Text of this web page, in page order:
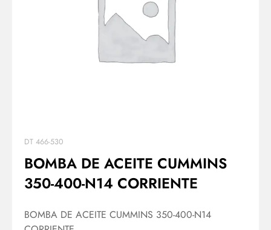
DT 466-530
BOMBA DE ACEITE CUMMINS
350-400-N14 CORRIENTE
BOMBA DE ACEITE CUMMINS 350-400-N14